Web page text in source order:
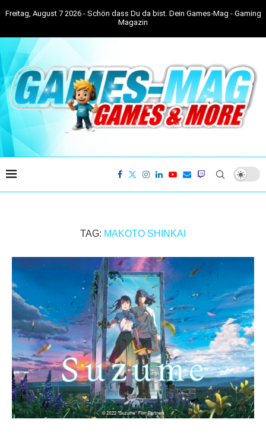
Freitag, August 7 2026 - Schön dass Du da bist. Dein Games-Mag - Gaming
Magazin
TAG: MAKOTO SHINKAI